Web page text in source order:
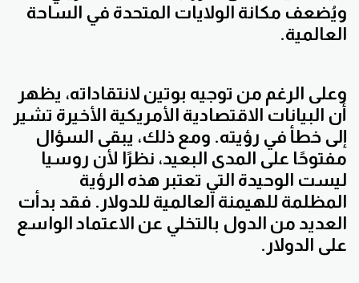
ويُضعف مكانة الولايات المتحدة في الساحة
العالمية.
وعلى الرغم من توجيه بوتين لانتقاداته، يظهر
أن البيانات الاقتصادية الأمريكية الأخيرة تشير
إلى خطأ في رؤيته. ومع ذلك، يبقى السؤال
مفتوحًا على المدى البعيد، نظرًا لأن روسيا
ليست الوحيدة التي تعتبر هذه الرؤية
المظلمة للهيمنة العالمية للدولار. فقد بدأت
العديد من الدول بالتخلي عن الاعتماد الواسع
على الدولار.